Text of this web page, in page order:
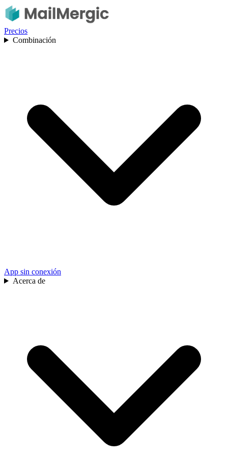
Precios
Combinación
App sin conexión
Acerca de